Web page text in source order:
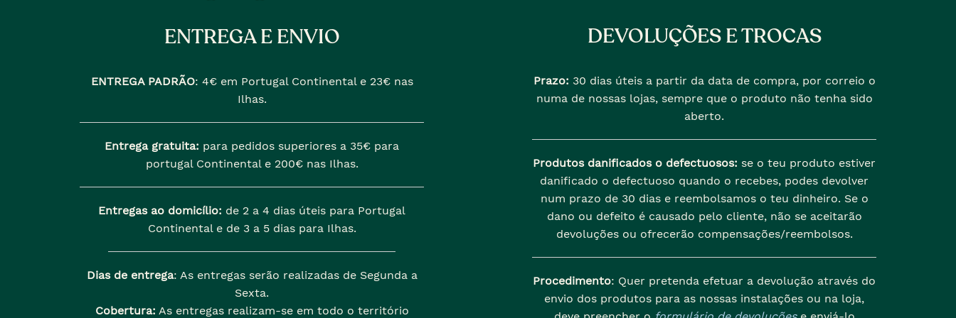
ENTREGA E ENVIO
ENTREGA PADRÃO: 4€ em Portugal Continental e 23€ nas
Ilhas.
Entrega gratuita: para pedidos superiores a 35€ para
portugal Continental e 200€ nas Ilhas.
Entregas ao domicílio: de 2 a 4 dias úteis para Portugal
Continental e de 3 a 5 dias para Ilhas.
Dias de entrega: As entregas serão realizadas de Segunda a
Sexta.
Cobertura: As entregas realizam-se em todo o território
DEVOLUÇÕES E TROCAS
Prazo: 30 dias úteis a partir da data de compra, por correio o
numa de nossas lojas, sempre que o produto não tenha sido
aberto.
Produtos danificados o defectuosos: se o teu produto estiver
danificado o defectuoso quando o recebes, podes devolver
num prazo de 30 dias e reembolsamos o teu dinheiro. Se o
dano ou defeito é causado pelo cliente, não se aceitarão
devoluções ou ofrecerão compensações/reembolsos.
Procedimento: Quer pretenda efetuar a devolução através do
envio dos produtos para as nossas instalações ou na loja,